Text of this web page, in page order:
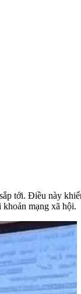
tới. Điều này
mạng xã hội.